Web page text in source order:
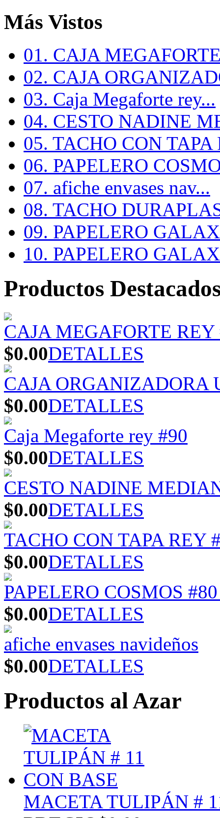
Más Vistos
01. CAJA
02. CAJA
03. Caja Megaforte rey...
04. CESTO NADINE
05. TACHO CON TAPA
06. PAPELERO
07. afiche envases nav...
08. TACHO
09. PAPELERO
10. PAPELERO
Productos
CAJA MEGAFORTE
$0.00DETALLES
CAJA ORGANIZADORA
$0.00DETALLES
Caja Megaforte rey #90
$0.00DETALLES
CESTO NADINE
$0.00DETALLES
TACHO CON TAPA REY
$0.00DETALLES
PAPELERO COSMOS
$0.00DETALLES
afiche envases navideños
$0.00DETALLES
Productos al Azar
MACETA TULIPÁN #